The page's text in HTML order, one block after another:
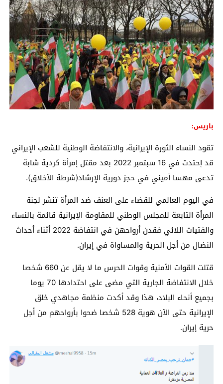
باريس:
تقود النساء الثورة الإيرانية، والانتفاضة الوطنية للشعب الإيراني
قد إحتدت في 16 سبتمبر 2022 بعد مقتل إمرأة كردية شابة
تدعى مهسا أميني في حجز دورية الإرشاد(شرطة الآخلاق).
في اليوم العالمي للقضاء على العنف ضد المرأة تنشر لجنة
المرأة التابعة للمجلس الوطني للمقاومة الإيرانية قائمة بالنساء
والفتيات اللائي فقدن أرواحهن في انتفاضة 2022 أثناء أحداث
النضال من أجل الحرية والمساواة في إيران.
قتلت القوات الأمنية وقوات الحرس ما لا يقل عن 660 شخصا
خلال الانتفاضة الجارية التي مضى على احتدادها 70 يوما
بجميع أنحاء البلاد، هذا وقد أكدت منظمة مجاهدي خلق
الإيرانية حتى الآن هوية 528 شخصا ضحوا بأرواحهم من أجل
حرية إيران.